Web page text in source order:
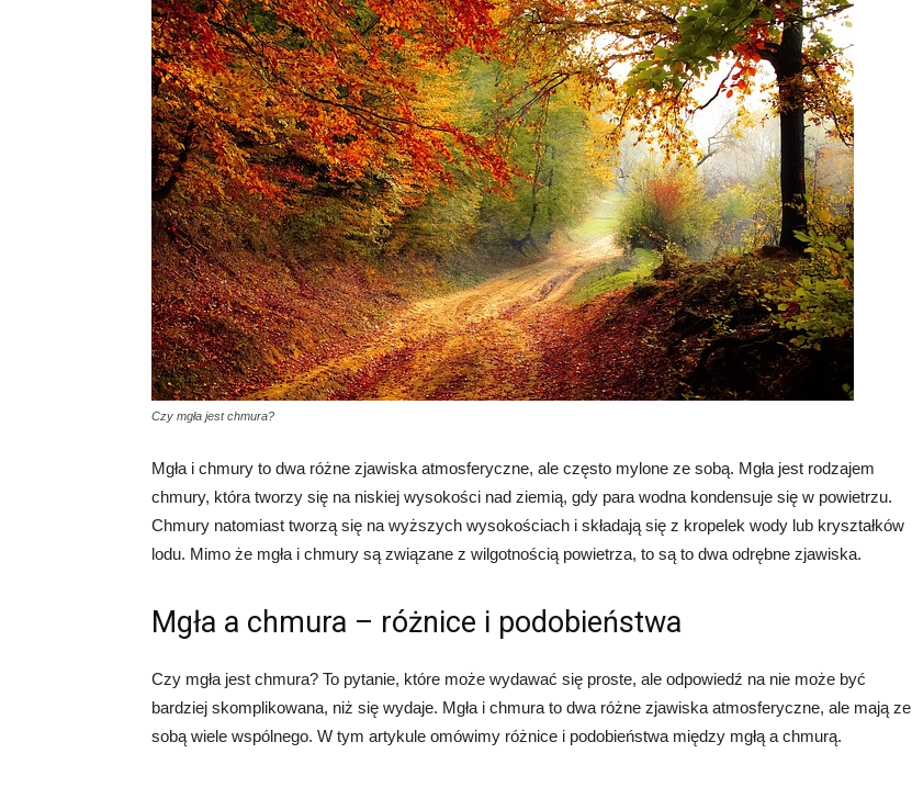
Czy mgła jest chmura?
Mgła i chmury to dwa różne zjawiska atmosferyczne, ale często mylone ze sobą. Mgła jest rodzajem
chmury, która tworzy się na niskiej wysokości nad ziemią, gdy para wodna kondensuje się w powietrzu.
Chmury natomiast tworzą się na wyższych wysokościach i składają się z kropelek wody lub kryształków
lodu. Mimo że mgła i chmury są związane z wilgotnością powietrza, to są to dwa odrębne zjawiska.
Mgła a chmura – różnice i podobieństwa
Czy mgła jest chmura? To pytanie, które może wydawać się proste, ale odpowiedź na nie może być
bardziej skomplikowana, niż się wydaje. Mgła i chmura to dwa różne zjawiska atmosferyczne, ale mają ze
sobą wiele wspólnego. W tym artykule omówimy różnice i podobieństwa między mgłą a chmurą.